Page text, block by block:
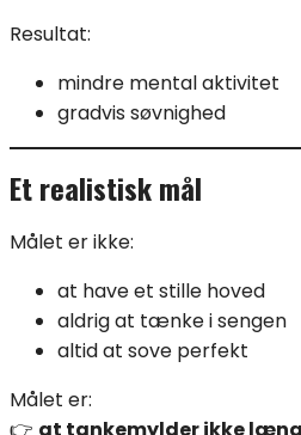
Resultat:
mindre mental aktivitet
gradvis søvnighed
Et realistisk mål
Målet er ikke:
at have et stille hoved
aldrig at tænke i sengen
altid at sove perfekt
Målet er: